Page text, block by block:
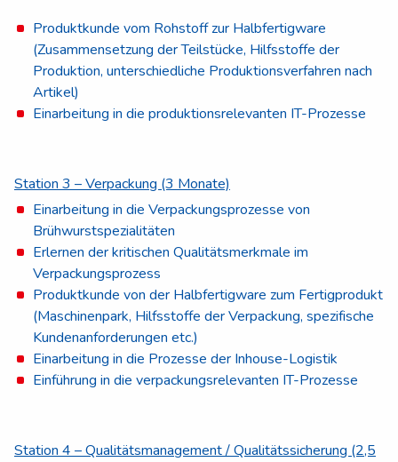
Produktkunde vom Rohstoff zur Halbfertigware
(Zusammensetzung der Teilstücke, Hilfsstoffe der
Produktion, unterschiedliche Produktionsverfahren nach
Artikel)
Einarbeitung in die produktionsrelevanten IT-Prozesse
Station 3 – Verpackung (3 Monate)
Einarbeitung in die Verpackungsprozesse von
Brühwurstspezialitäten
Erlernen der kritischen Qualitätsmerkmale im
Verpackungsprozess
Produktkunde von der Halbfertigware zum Fertigprodukt
(Maschinenpark, Hilfsstoffe der Verpackung, spezifische
Kundenanforderungen etc.)
Einarbeitung in die Prozesse der Inhouse-Logistik
Einführung in die verpackungsrelevanten IT-Prozesse
Station 4 – Qualitätsmanagement / Qualitätssicherung (2,5